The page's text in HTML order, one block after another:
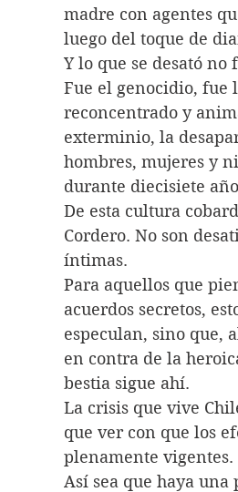
madre con agentes
luego del toque de
Y lo que se desató
Fue el genocidio, fue
reconcentrado y
exterminio, la
hombres, mujeres y
durante diecisiete
De esta cultura
Cordero. No son
íntimas.
Para aquellos que
acuerdos secretos,
especulan, sino que,
en contra de la
bestia sigue ahí.
La crisis que vive
que ver con que los
plenamente vigentes.
Así sea que haya